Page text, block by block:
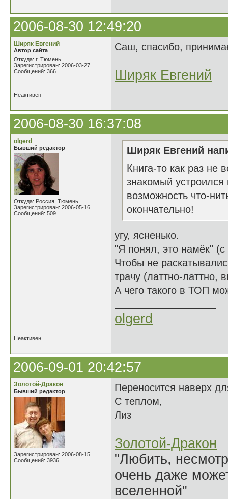
2006-08-30 12:49:20
Ширяк Евгений
Автор сайта
Откуда: г. Тюмень
Зарегистрирован: 2006-03-27
Сообщений: 366
Саш, спасибо,
Ширяк Евгений
Неактивен
2006-08-30 16:37:08
olgerd
Бывший редактор
Откуда: Россия, Тюмень
Зарегистрирован: 2006-05-16
Сообщений: 509
Ширяк Евгений
Книга-то как раз не
знакомый устроился
возможность что-
окончательно!
угу, ясненько.
"Я понял, это намёк"
Чтобы не
трачу (латтно-латтно,
А чего такого в ТОП
olgerd
Неактивен
2006-09-01 20:42:57
Золотой-Дракон
Бывший редактор
Зарегистрирован: 2006-08-15
Сообщений: 3936
Переносится наверх
С теплом,
Лиз
Золотой-Дракон
"Любить,
очень даже
вселенной"